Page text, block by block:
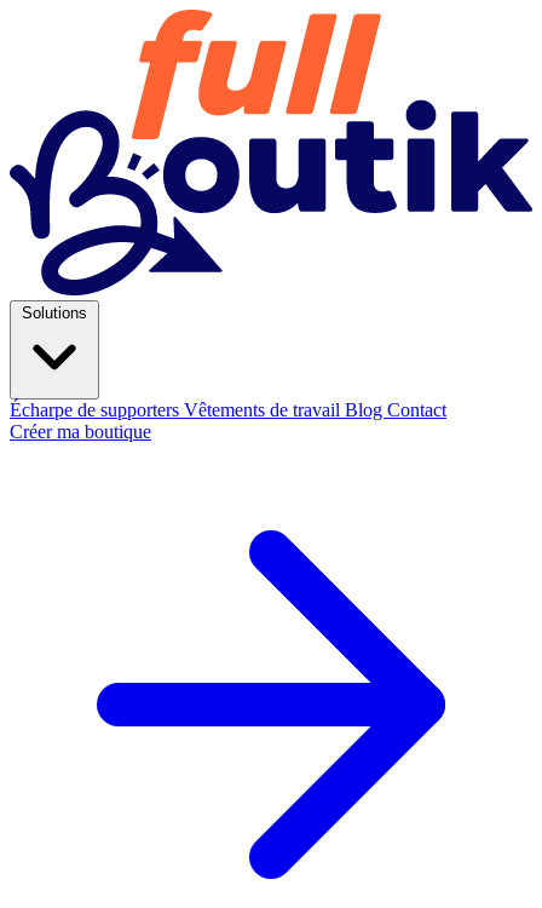
Solutions
Écharpe de supporters Vêtements de travail Blog Contact
Créer ma boutique